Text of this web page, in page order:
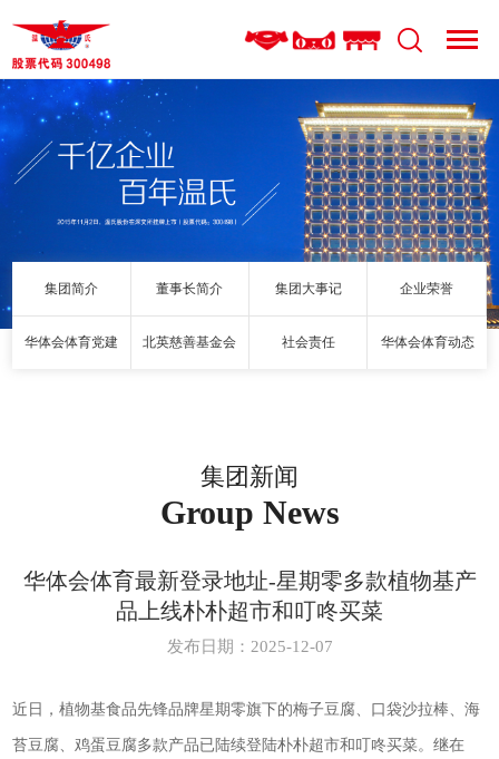
集团简介 董事长简介 集团大事记 企业荣誉
华体会体育党建 北英慈善基金会 社会责任 华体会体育动态
集团新闻
Group News
华体会体育最新登录地址-星期零多款植物基产
品上线朴朴超市和叮咚买菜
发布日期：2025-12-07
近日，植物基食品先锋品牌星期零旗下的梅子豆腐、口袋沙拉棒、海
苔豆腐、鸡蛋豆腐多款产品已陆续登陆朴朴超市和叮咚买菜。继在